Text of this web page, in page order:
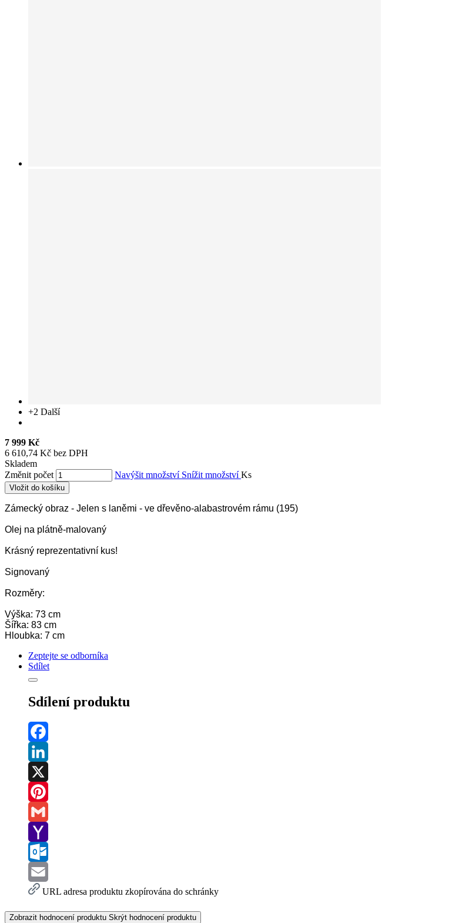
+2 Další
7 999 Kč
6 610,74 Kč bez DPH
Skladem
Změnit počet
Navýšit množství Snížit množstvíKs
Vložit do košíku
Zámecký obraz - Jelen s laněmi - ve dřevěno-alabastrovém rámu (195)
Olej na plátně-malovaný
Krásný reprezentativní kus!
Signovaný
Rozměry:
Výška: 73 cm
Šířka: 83 cm
Hloubka: 7 cm
Zeptejte se odborníka
Sdílet
Sdílení produktu
Facebook
LinkedIn
X
Pinterest
Gmail
Yahoo
Mail
Outlook.com
EmailURL adresa produktu zkopírována do schránky
Zobrazit hodnocení produktu Skrýt hodnocení produktu